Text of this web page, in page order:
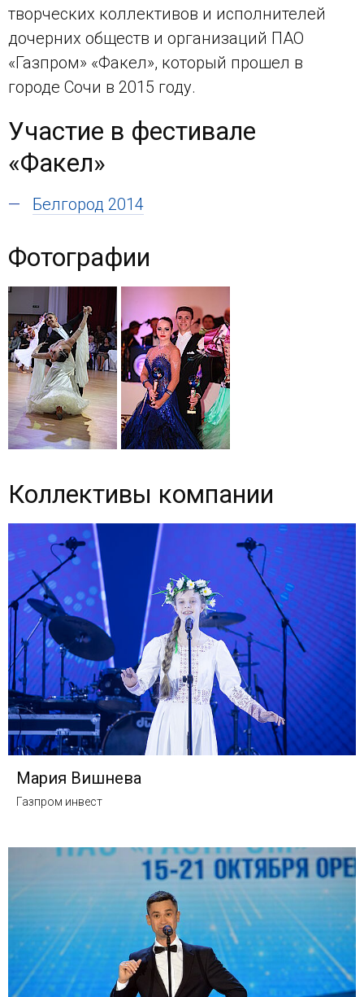
творческих коллективов и исполнителей
дочерних обществ и организаций ПАО
«Газпром» «Факел», который прошел в
городе Сочи в 2015 году.
Участие в фестивале
«Факел»
Белгород 2014
Фотографии
Коллективы компании
Мария Вишнева
Газпром инвест